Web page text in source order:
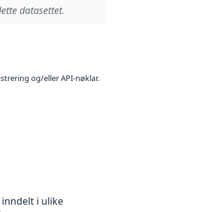
datasettet.
og/eller API-nøklar.
i ulike